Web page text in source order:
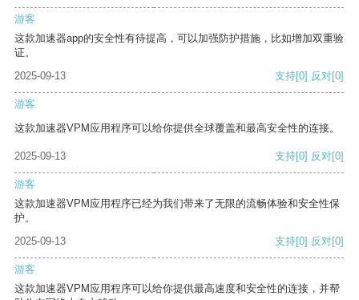
游客
这款加速器app的安全性有待提高，可以加强防护措施，比如增加双重验
证。
2025-09-13
支持[0] 反对[0]
游客
这款加速器VPM应用程序可以给你提供全球覆盖和最高安全性的连接。
2025-09-13 支持[0] 反对[0]
游客
这款加速器VPM应用程序已经为我们带来了无限的流畅体验和安全性保
护。
2025-09-13
支持[0] 反对[0]
游客
这款加速器VPM应用程序可以给你提供最高速度和安全性的连接，并帮